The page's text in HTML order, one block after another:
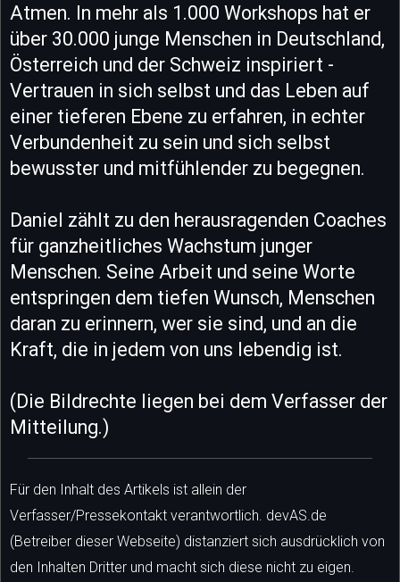
Atmen. In mehr als 1.000 Workshops hat er
über 30.000 junge Menschen in Deutschland,
Österreich und der Schweiz inspiriert -
Vertrauen in sich selbst und das Leben auf
einer tieferen Ebene zu erfahren, in echter
Verbundenheit zu sein und sich selbst
bewusster und mitfühlender zu begegnen.
Daniel zählt zu den herausragenden Coaches
für ganzheitliches Wachstum junger
Menschen. Seine Arbeit und seine Worte
entspringen dem tiefen Wunsch, Menschen
daran zu erinnern, wer sie sind, und an die
Kraft, die in jedem von uns lebendig ist.
(Die Bildrechte liegen bei dem Verfasser der
Mitteilung.)
Für den Inhalt des Artikels ist allein der
Verfasser/Pressekontakt verantwortlich. devAS.de
(Betreiber dieser Webseite) distanziert sich ausdrücklich von
den Inhalten Dritter und macht sich diese nicht zu eigen.